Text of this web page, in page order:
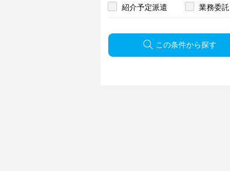
紹介予定派遣 業務委託
この条件から探す